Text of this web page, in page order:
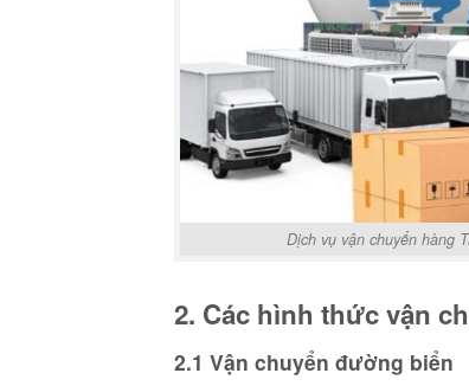
Dịch vụ vận chuyển hàng
2. Các hình thức vận
2.1 Vận chuyển đường biển